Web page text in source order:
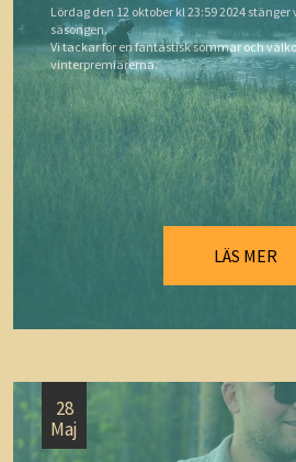
Lördag den 12 oktober kl 23:59 2024
säsongen.
Vi tackar för en fantastisk sommar och
vinterpremiärerna.
LÄS MER
28
Maj